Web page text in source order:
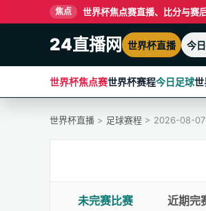
焦点 世界杯焦点赛直播、比分与赛
24直播网 世界杯直播 今
世界杯焦点赛世界杯赛程今日足球世
世界杯直播 > 足球赛程 > 2026-08-07
未完赛比赛 近期完